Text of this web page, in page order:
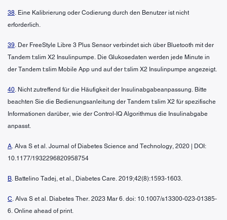
38. Eine Kalibrierung oder Codierung durch den Benutzer ist nicht
erforderlich.
39. Der FreeStyle Libre 3 Plus Sensor verbindet sich über Bluetooth mit der
Tandem t:slim X2 Insulinpumpe. Die Glukosedaten werden jede Minute in
der Tandem t:slim Mobile App und auf der t:slim X2 Insulinpumpe angezeigt.
40. Nicht zutreffend für die Häufigkeit der Insulinabgabeanpassung. Bitte
beachten Sie die Bedienungsanleitung der Tandem t:slim X2 für spezifische
Informationen darüber, wie der Control-IQ Algorithmus die Insulinabgabe
anpasst.
A. Alva S et al. Journal of Diabetes Science and Technology, 2020 | DOI:
10.1177/1932296820958754
B. Battelino Tadej, et al., Diabetes Care. 2019;42(8):1593-1603.
C. Alva S et al. Diabetes Ther. 2023 Mar 6. doi: 10.1007/s13300-023-01385-
6. Online ahead of print.